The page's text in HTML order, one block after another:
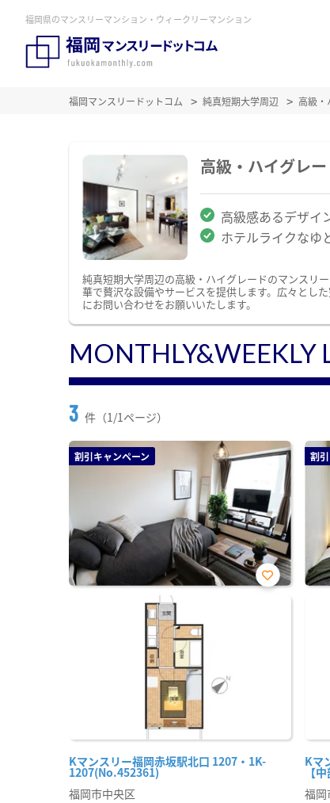
福岡県のマンスリーマンション・ウィークリーマンション
福岡マンスリードットコム 純真短期大学周辺 高級・
高級・ハイグレ
高級感あるデザイ
ホテルライクなゆ
純真短期大学周辺の高級・ハイグレードのマンスリ
華で贅沢な設備やサービスを提供します。広々とし
にお問い合わせをお願いいたします。
MONTHLY&WEEKLY
3 件（1/1ページ）
割引キャンペーン
Kマンスリー福岡赤坂駅北口 1207・1K-
1207(No.452361)
お気
福岡市中央区
割
Kマ
【
福岡